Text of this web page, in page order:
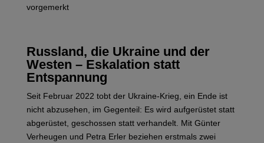
vorgemerkt
Russland, die Ukraine und der
Westen – Eskalation statt
Entspannung
Seit Februar 2022 tobt der Ukraine-Krieg, ein Ende ist
nicht abzusehen, im Gegenteil: Es wird aufgerüstet statt
abgerüstet, geschossen statt verhandelt. Mit Günter
Verheugen und Petra Erler beziehen erstmals zwei